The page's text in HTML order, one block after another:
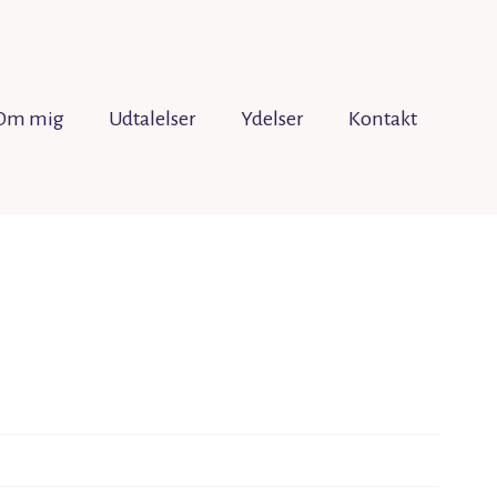
mig Udtalelser Ydelser Kontakt